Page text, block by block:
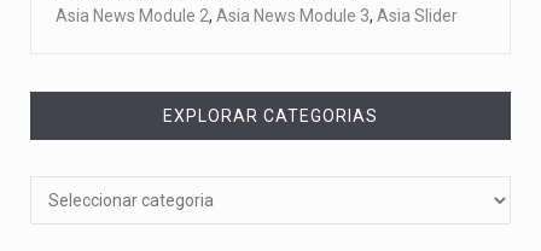
Asia News Module 2, Asia News Module 3, Asia Slider
EXPLORAR CATEGORIAS